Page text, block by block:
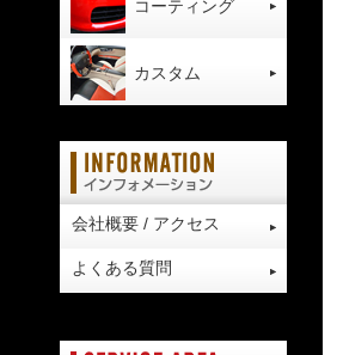
コーティング
カスタム
会社概要 / アクセス
よくある質問